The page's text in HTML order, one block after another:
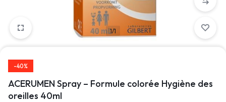
1/1
-40%
ACERUMEN Spray – Formule colorée Hygiène des
oreilles 40ml